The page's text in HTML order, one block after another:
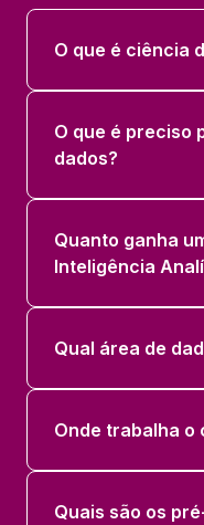
O que é ciência
O que é preciso
dados?
Quanto ganha
Inteligência
Qual área de
Onde trabalha o
Quais são os